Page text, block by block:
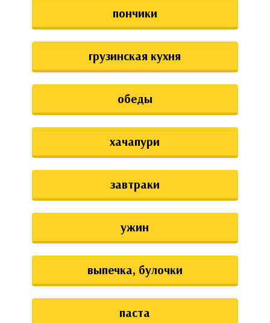
пончики
грузинская кухня
обеды
хачапури
завтраки
ужин
выпечка, булочки
паста